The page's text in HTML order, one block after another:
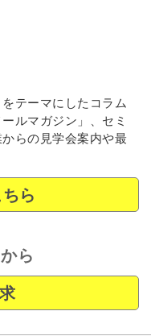
テーマにしたコラム
ルマガジン」、セミ
らの見学会案内や最
ら
ら